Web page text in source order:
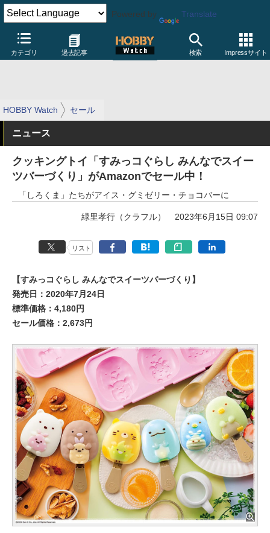
Powered by Translate
カテゴリ 過去記事 検索 Impressサイト
HOBBY Watch セール
ニュース
クッキングトイ「すみっコぐらし みんなでスイー
ツバーづくり」がAmazonでセール中！
「しろくま」たちがアイス・グミゼリー・チョコバーに
緑里孝行（クラフル） 2023年6月15日 09:07
リスト
【すみっコぐらし みんなでスイーツバーづくり】
発売日：2020年7月24日
標準価格：4,180円
セール価格：2,673円